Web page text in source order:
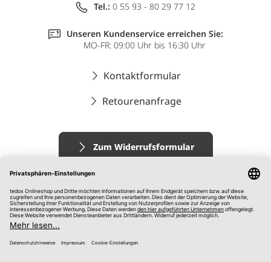
Tel.: 0 55 93 - 80 29 77 12
Unseren Kundenservice erreichen Sie:
MO-FR: 09:00 Uhr bis 16:30 Uhr
Kontaktformular
Retourenanfrage
Zum Widerrufsformular
Impressum
AGB
Datenschutz